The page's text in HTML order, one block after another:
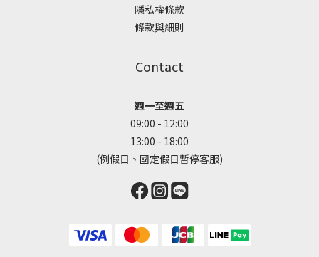
隱私權條款
條款與細則
Contact
週一至週五
09:00 - 12:00
13:00 - 18:00
(例假日、國定假日暫停客服)